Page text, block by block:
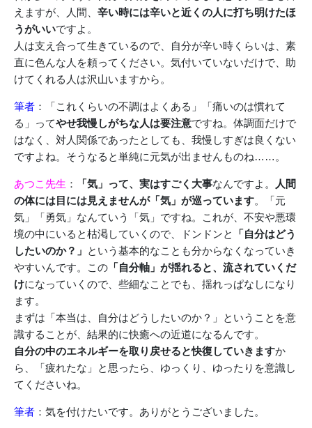
えますが、人間、 辛い時には辛いと近くの人に打ち明けたほ
うがいいですよ。
人は支え合って生きているので、自分が辛い時くらいは、素
直に色んな人を頼ってください。気付いていないだけで、助
けてくれる人は沢山いますから。
筆者 ：「これくらいの不調はよくある」「痛いのは慣れて
る」ってやせ我慢しがちな人は要注意ですね。体調面だけで
はなく、対人関係であったとしても、我慢しすぎは良くない
ですよね。そうなると単純に元気が出ませんものね……。
あつこ先生 ： 「気」って、実はすごく大事なんですよ。
人間
の体には目には見えませんが「気」が巡っています。「元
気」「勇気」なんていう「気」ですね。これが、不安や悪環
境の中にいると枯渇していくので、ドンドンと
「自分はどう
したいのか？」 という基本的なことも分からなくなっていき
やすいんです。この 「自分軸」が揺れると、流されていくだ
けになっていくので、些細なことでも、揺れっぱなしになり
ます。
まずは「本当は、自分はどうしたいのか？」ということを意
識することが、結果的に快癒への近道になるんです。
自分の中のエネルギーを取り戻せると快復していきますか
ら、「疲れたな」と思ったら、ゆっくり、ゆったりを意識し
てくださいね。
筆者 ：気を付けたいです。ありがとうございました。